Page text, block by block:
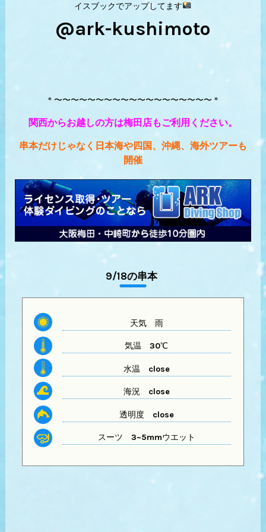
イスブックでアップしてます
@ark-kushimoto
＊〜〜〜〜〜〜〜〜〜〜〜〜〜〜〜〜〜〜〜＊
関西からお越しの方は梅田店もご利用ください。
串本だけじゃなく日本海や四国、沖縄、海外ツアーも
開催
9/18の串本
天気雨
気温 30℃
水温 close
海況 close
透明度close
スーツ 3~5mmウエット